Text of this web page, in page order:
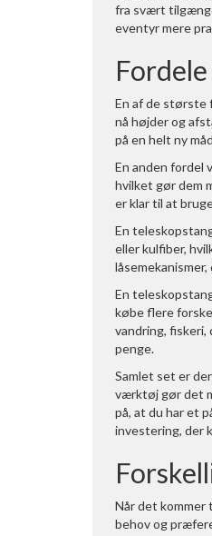
fra svært
eventyr mere
En af de største
nå højder og
på en helt ny
En anden fordel
hvilket gør dem
er klar til at
En
eller kulfiber,
En
købe flere
vandring,
penge.
Samlet set er
værktøj gør det
på, at du har et
investering, der
Når det
behov og